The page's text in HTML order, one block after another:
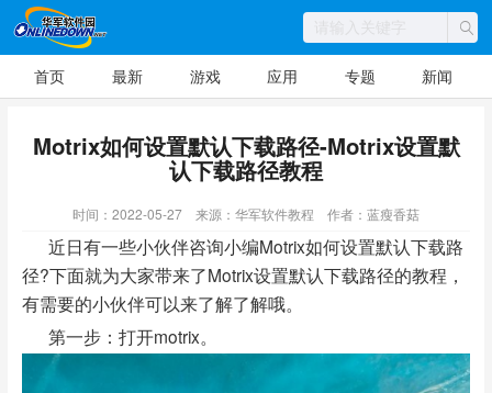
首页 最新 游戏 应用 专题 新闻
Motrix如何设置默认下载路径-Motrix设置默
认下载路径教程
时间：2022-05-27 来源：华军软件教程 作者：蓝瘦香菇
近日有一些小伙伴咨询小编Motrix如何设置默认下载路
径?下面就为大家带来了Motrix设置默认下载路径的教程，
有需要的小伙伴可以来了解了解哦。
第一步：打开motrix。